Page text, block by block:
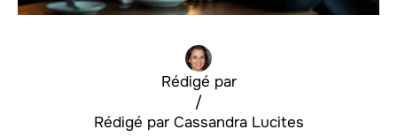
Rédigé par
Cassandra Lucites
/